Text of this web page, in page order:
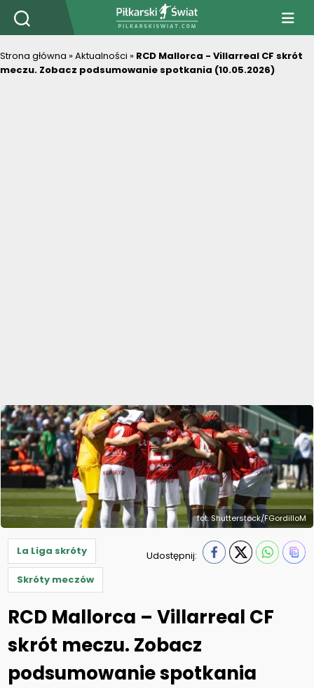
PiłkarskiSwiat.com
Strona główna »Aktualności » RCD Mallorca - Villarreal CF skrót
meczu. Zobacz podsumowanie spotkania (10.05.2026)
fot. Shutterstock/FGordilloM
La Liga skróty
Skróty meczów
Udostępnij:
RCD Mallorca – Villarreal CF
skrót meczu. Zobacz
podsumowanie spotkania